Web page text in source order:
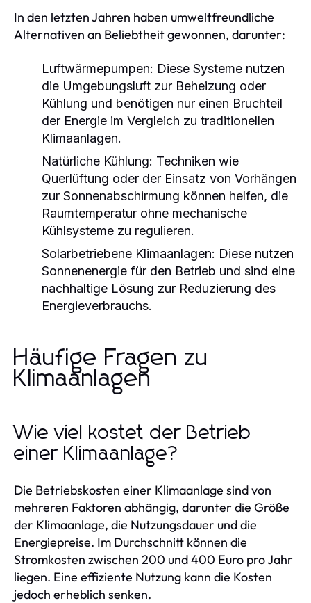
In den letzten Jahren haben umweltfreundliche
Alternativen an Beliebtheit gewonnen, darunter:
Luftwärmepumpen: Diese Systeme nutzen
die Umgebungsluft zur Beheizung oder
Kühlung und benötigen nur einen Bruchteil
der Energie im Vergleich zu traditionellen
Klimaanlagen.
Natürliche Kühlung: Techniken wie
Querlüftung oder der Einsatz von Vorhängen
zur Sonnenabschirmung können helfen, die
Raumtemperatur ohne mechanische
Kühlsysteme zu regulieren.
Solarbetriebene Klimaanlagen: Diese nutzen
Sonnenenergie für den Betrieb und sind eine
nachhaltige Lösung zur Reduzierung des
Energieverbrauchs.
Häufige Fragen zu
Klimaanlagen
Wie viel kostet der Betrieb
einer Klimaanlage?
Die Betriebskosten einer Klimaanlage sind von
mehreren Faktoren abhängig, darunter die Größe
der Klimaanlage, die Nutzungsdauer und die
Energiepreise. Im Durchschnitt können die
Stromkosten zwischen 200 und 400 Euro pro Jahr
liegen. Eine effiziente Nutzung kann die Kosten
jedoch erheblich senken.